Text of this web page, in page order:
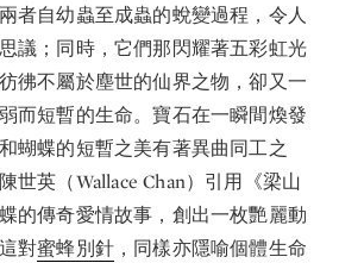
者自幼蟲至成蟲的蛻變過程，令人
議；同時，它們那閃耀著五彩虹光
彿不屬於塵世的仙界之物，卻又一
而短暫的生命。寶石在一瞬間煥發
蝴蝶的短暫之美有著異曲同工之
世英（Wallace Chan）引用《梁山
的傳奇愛情故事，創出一枚艷麗動
對蜜蜂別針 ，同樣亦隱喻個體生命